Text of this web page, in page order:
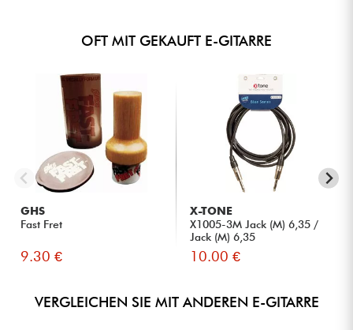
OFT MIT GEKAUFT E-GITARRE
GHS
Fast Fret
9.30 €
X-TONE
X1005-3M Jack (M) 6,35 /
Jack (M) 6,35
10.00 €
VERGLEICHEN SIE MIT ANDEREN E-GITARRE